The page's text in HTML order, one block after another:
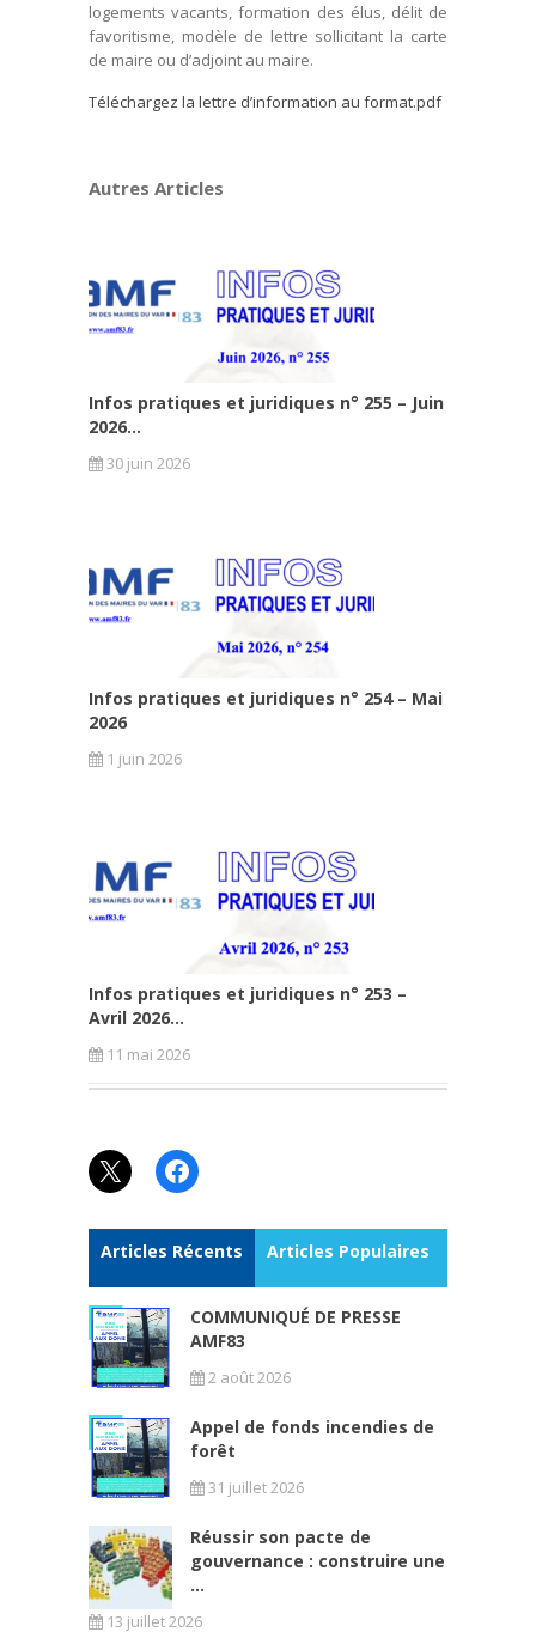
logements vacants, formation des élus, délit de
favoritisme, modèle de lettre sollicitant la carte
de maire ou d’adjoint au maire.
Téléchargez la lettre d’information au format.pdf
Autres Articles
Infos pratiques et juridiques n° 255 – Juin
2026...
30 juin 2026
Infos pratiques et juridiques n° 254 – Mai
2026
1 juin 2026
Infos pratiques et juridiques n° 253 –
Avril 2026...
11 mai 2026
X Facebook
Articles Récents Articles Populaires
COMMUNIQUÉ DE PRESSE
AMF83
2 août 2026
Appel de fonds incendies de
forêt
31 juillet 2026
Réussir son pacte de
gouvernance : construire une
...
13 juillet 2026